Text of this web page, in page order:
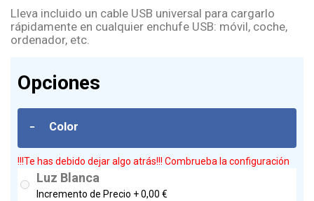
Lleva incluido un cable USB universal para cargarlo
rápidamente en cualquier enchufe USB: móvil, coche,
ordenador, etc.
Opciones
- Color
!!!Te has debido dejar algo atrás!!! Combrueba la configuración
Luz Blanca
Incremento de Precio +0,00 €